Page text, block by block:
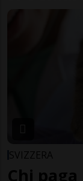
SVIZZERA
Chi